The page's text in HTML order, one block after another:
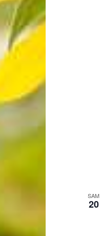
SAM
20